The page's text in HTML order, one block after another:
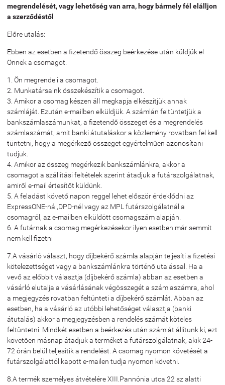
megrendelését, vagy lehetőség van arra, hogy bármely fél elálljon
a szerződéstől
Előre utalás:
Ebben az esetben a fizetendő összeg beérkezése után küldjük el
Önnek a csomagot.
1. Ön megrendeli a csomagot.
2. Munkatársaink összekészítik a csomagot.
3. Amikor a csomag készen áll megkapja elkészítjük annak
számláját. Ezután e-mailben elküldjük. A számlán feltüntetjük a
bankszámlaszámunkat, a fizetendő összeget és a megrendelés
számlaszámát, amit banki átutaláskor a közlemény rovatban fel kell
tüntetni, hogy a megérkező összeget egyértelműen azonosítani
tudjuk.
4. Amikor az összeg megérkezik bankszámlánkra, akkor a
csomagot a szállítási feltételek szerint átadjuk a futárszolgálatnak,
amiről e-mail értesítőt küldünk.
5. A feladást követő napon reggel lehet először érdeklődni az
ExpressONE-nál,DPD-nél vagy az MPL futárszolgálatnál a
csomagról, az e-mailben elküldött csomagszám alapján.
6. A futárnak a csomag megérkezésekor ilyen esetben már semmit
nem kell fizetni
7.A vásárló választ, hogy díjbekérő számla alapján teljesíti a fizetési
kötelezettséget vagy a bankszámlánkra történő utalással. Ha a
vevő az előbbit választja (díjbekérő számla) abban az esetben a
vásárló elutalja a vásárlásának végösszegét a számlaszámra, ahol
a megjegyzés rovatban feltünteti a díjbekérő számlát. Abban az
esetben, ha a vásárló az utóbbi lehetőséget választja (banki
átutalás) akkor a megjegyzésben a rendelés számát köteles
feltüntetni. Mindkét esetben a beérkezés után számlát állítunk ki, ezt
követően másnap átadjuk a terméket a futárszolgálatnak, akik 24-
72 órán belül teljesítik a rendelést. A csomag nyomon követését a
futárszolgálattól kapott e-mailen tudja nyomon követni.
8.A termék személyes átvételére XIII.Pannónia utca 22 sz alatti